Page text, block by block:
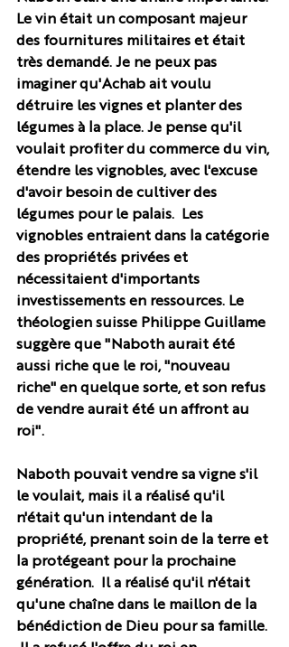
Le vin était un composant majeur
des fournitures militaires et était
très demandé. Je ne peux pas
imaginer qu'Achab ait voulu
détruire les vignes et planter des
légumes à la place. Je pense qu'il
voulait profiter du commerce du vin,
étendre les vignobles, avec l'excuse
d'avoir besoin de cultiver des
légumes pour le palais.  Les
vignobles entraient dans la catégorie
des propriétés privées et
nécessitaient d'importants
investissements en ressources. Le
théologien suisse Philippe Guillame
suggère que "Naboth aurait été
aussi riche que le roi, "nouveau
riche" en quelque sorte, et son refus
de vendre aurait été un affront au
roi".
Naboth pouvait vendre sa vigne s'il
le voulait, mais il a réalisé qu'il
n'était qu'un intendant de la
propriété, prenant soin de la terre et
la protégeant pour la prochaine
génération.  Il a réalisé qu'il n'était
qu'une chaîne dans le maillon de la
bénédiction de Dieu pour sa famille.